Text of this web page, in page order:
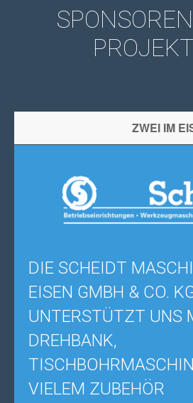
ZWEI IM
DIE SCHEIDT
EISEN GMBH & CO.
UNTERSTÜTZT UNS
DREHBANK,
VIELEM ZUBEHÖR